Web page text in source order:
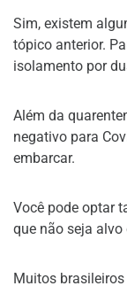
Sim, existem
tópico anterior.
isolamento por
Além da
negativo para
embarcar.
Você pode optar
que não seja alvo
Muitos